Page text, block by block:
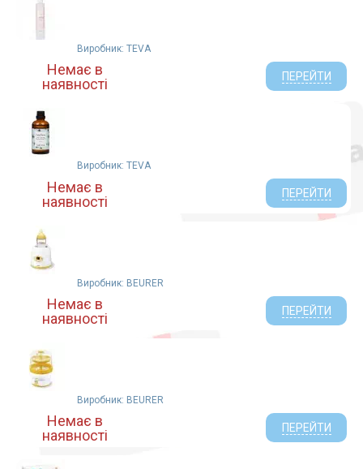
Виробник: TEVA
Немає в
наявності
ПЕРЕЙТИ
Виробник: TEVA
Немає в
наявності
ПЕРЕЙТИ
Виробник: BEURER
Немає в
наявності
ПЕРЕЙТИ
Виробник: BEURER
Немає в
наявності
ПЕРЕЙТИ